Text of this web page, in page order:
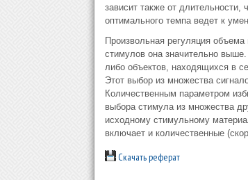
зависит также от
оптимального темпа ведет к
Произвольная регуляция
стимулов она значительно
либо объектов, находящихся в
Этот выбор из множества
Количественным параметром
выбора стимула из множества
исходному стимульному
включает и количественные
Скачать реферат